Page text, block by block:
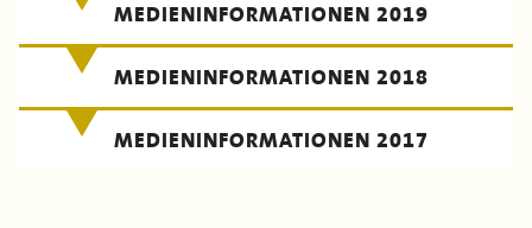
MEDIENINFORMATIONEN 2019
MEDIENINFORMATIONEN 2018
MEDIENINFORMATIONEN 2017